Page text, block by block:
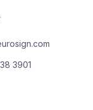
3901